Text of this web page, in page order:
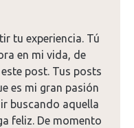
tu experiencia. Tú
en mi vida, de
post. Tus posts
es mi gran pasión
buscando aquella
feliz. De momento